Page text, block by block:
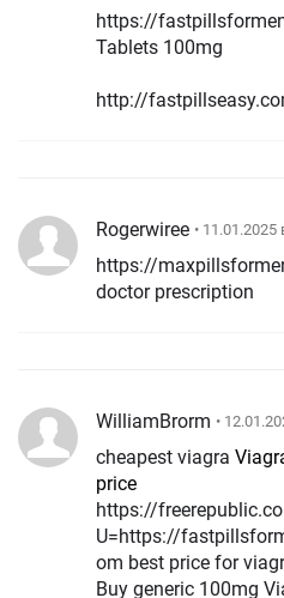
https://
Tablets 100mg
http://
Rogerwiree • 11.01.2025
https://
doctor prescription
WilliamBrorm •
cheapest viagra
price
https://
U=https://
om best price for
Buy generic 100mg